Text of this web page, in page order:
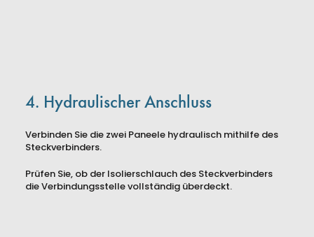
Presse
4. Hydraulischer Anschluss
Verbinden Sie die zwei Paneele hydraulisch mithilfe des
Steckverbinders.
Prüfen Sie, ob der Isolierschlauch des Steckverbinders
die Verbindungsstelle vollständig überdeckt.